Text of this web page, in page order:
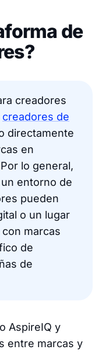
de
creadores
creadores de
directamente
en
lo general,
entorno de
pueden
o un lugar
marcas
de
de
AspireIQ y
entre marcas y